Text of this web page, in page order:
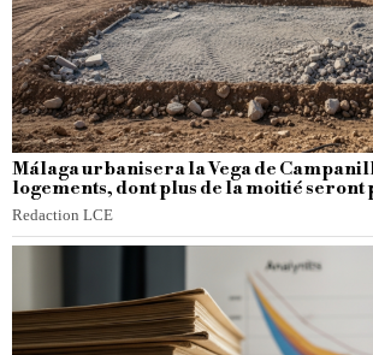
Málaga urbanisera la Vega de
logements, dont plus de la moitié seront
Redaction LCE